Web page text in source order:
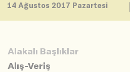
14 Ağustos 2017 Pazartesi
Alakalı Başlıklar
Alış-Veriş